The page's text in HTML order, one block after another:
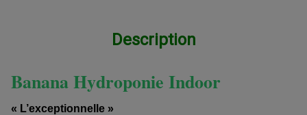
Description
Banana Hydroponie Indoor
« L’exceptionnelle »